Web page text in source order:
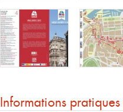
Informations pratiques